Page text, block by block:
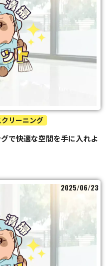
リーニング
で快適な空間を手に入れよ
2025/06/23